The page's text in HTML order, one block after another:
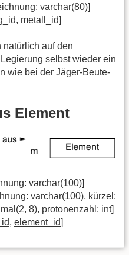
varchar(80)]
, metall_id]
natürlich auf den
selbst wieder ein
wie bei der Jäger-Beute-
Element
varchar(100)]
varchar(100), kürzel:
8), protonenzahl: int]
, element_id]